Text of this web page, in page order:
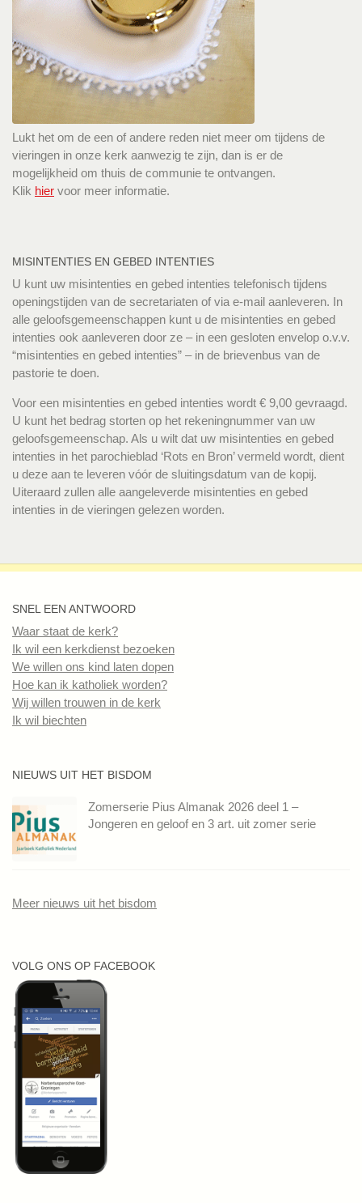
Lukt het om de een of andere reden niet meer om tijdens de
vieringen in onze kerk aanwezig te zijn, dan is er de
mogelijkheid om thuis de communie te ontvangen.
Klik hier voor meer informatie.
MISINTENTIES EN GEBED INTENTIES
U kunt uw misintenties en gebed intenties telefonisch tijdens
openingstijden van de secretariaten of via e-mail aanleveren. In
alle geloofsgemeenschappen kunt u de misintenties en gebed
intenties ook aanleveren door ze – in een gesloten envelop o.v.v.
“misintenties en gebed intenties” – in de brievenbus van de
pastorie te doen.
Voor een misintenties en gebed intenties wordt € 9,00 gevraagd.
U kunt het bedrag storten op het rekeningnummer van uw
geloofsgemeenschap. Als u wilt dat uw misintenties en gebed
intenties in het parochieblad ‘Rots en Bron’ vermeld wordt, dient
u deze aan te leveren vóór de sluitingsdatum van de kopij.
Uiteraard zullen alle aangeleverde misintenties en gebed
intenties in de vieringen gelezen worden.
SNEL EEN ANTWOORD
Waar staat de kerk?
Ik wil een kerkdienst bezoeken
We willen ons kind laten dopen
Hoe kan ik katholiek worden?
Wij willen trouwen in de kerk
Ik wil biechten
NIEUWS UIT HET BISDOM
Zomerserie Pius Almanak 2026 deel 1 –
Jongeren en geloof en 3 art. uit zomer serie
Meer nieuws uit het bisdom
VOLG ONS OP FACEBOOK